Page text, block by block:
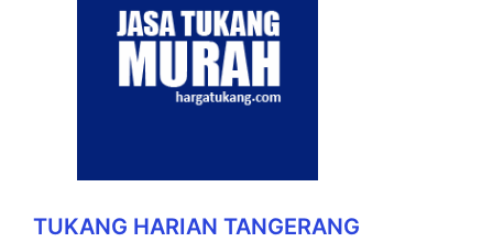
TUKANG HARIAN TANGERANG